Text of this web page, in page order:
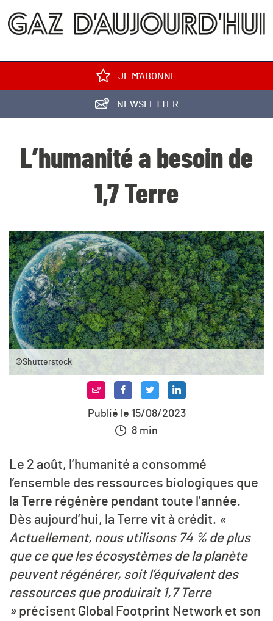
JE M'ABONNE
NEWSLETTER
L’humanité a besoin de
1,7 Terre
©Shutterstock
Publié le 15/08/2023
8 min
Le 2 août, l’humanité a consommé
l’ensemble des ressources biologiques que
la Terre régénère pendant toute l’année.
Dès aujourd’hui, la Terre vit à crédit. «
Actuellement, nous utilisons 74 % de plus
que ce que les écosystèmes de la planète
peuvent régénérer, soit l’équivalent des
ressources que produirait 1,7 Terre
» précisent Global Footprint Network et son